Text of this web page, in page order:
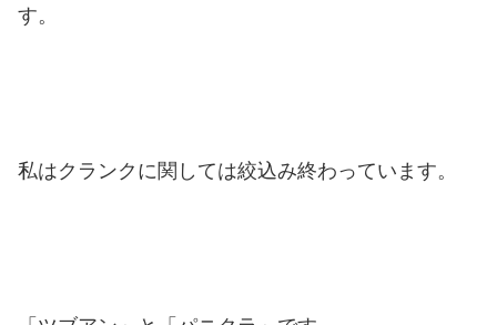
す。
私はクランクに関しては絞込み終わっています。